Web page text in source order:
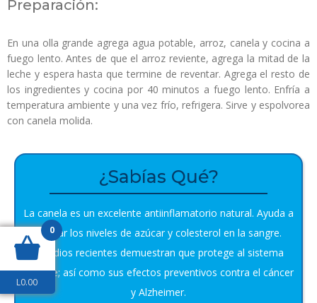
Preparación:
En una olla grande agrega agua potable, arroz, canela y cocina a
fuego lento. Antes de que el arroz reviente, agrega la mitad de la
leche y espera hasta que termine de reventar. Agrega el resto de
los ingredientes y cocina por 40 minutos a fuego lento. Enfría a
temperatura ambiente y una vez frío, refrigera. Sirve y espolvorea
con canela molida.
¿Sabías Qué?
La canela es un excelente antiinflamatorio natural. Ayuda a
regular los niveles de azúcar y colesterol en la sangre.
Estudios recientes demuestran que protege al sistema
inmune; así como sus efectos preventivos contra el cáncer
y Alzheimer.
0
L0.00